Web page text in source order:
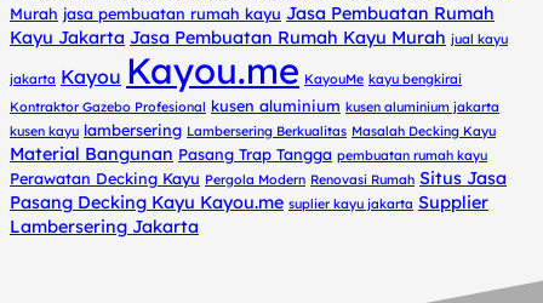
Murah jasa pembuatan rumah kayu Jasa Pembuatan Rumah
Kayu Jakarta Jasa Pembuatan Rumah Kayu Murah jual kayu
jakarta Kayou Kayou.me KayouMe kayu bengkirai
Kontraktor Gazebo Profesional kusen aluminium kusen aluminium jakarta
kusen kayu lambersering Lambersering Berkualitas Masalah Decking Kayu
Material Bangunan Pasang Trap Tangga pembuatan rumah kayu
Perawatan Decking Kayu Pergola Modern Renovasi Rumah Situs Jasa
Pasang Decking Kayu Kayou.me suplier kayu jakarta Supplier
Lambersering Jakarta